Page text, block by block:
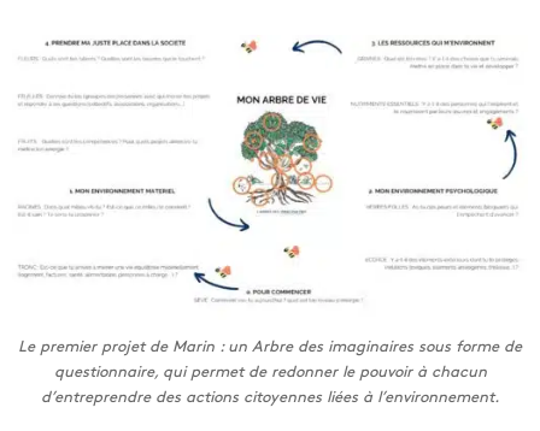
Le premier projet de Marin : un Arbre des imaginaires sous forme de
questionnaire, qui permet de redonner le pouvoir à chacun
d’entreprendre des actions citoyennes liées à l’environnement.